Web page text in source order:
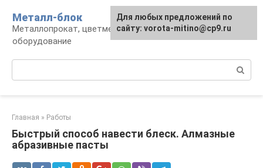
контенту
Металл-блок
Металлопрокат, цветмет, обработка и
оборудование
Главная » Работы
Быстрый способ навести блеск. Алмазные
абразивные пасты
Для любых предложений по
сайту: vorota-mitino@cp9.ru